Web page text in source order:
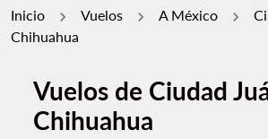
Inicio Vuelos A México
Chihuahua
Vuelos de Ciudad
Chihuahua
Pruebe un mes alternativo o